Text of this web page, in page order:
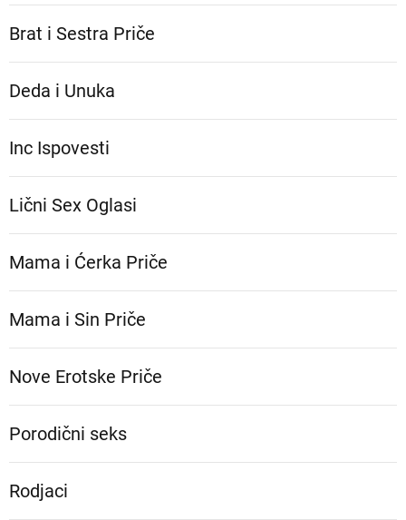
Brat i Sestra Priče
Deda i Unuka
Inc Ispovesti
Lični Sex Oglasi
Mama i Ćerka Priče
Mama i Sin Priče
Nove Erotske Priče
Porodični seks
Rodjaci